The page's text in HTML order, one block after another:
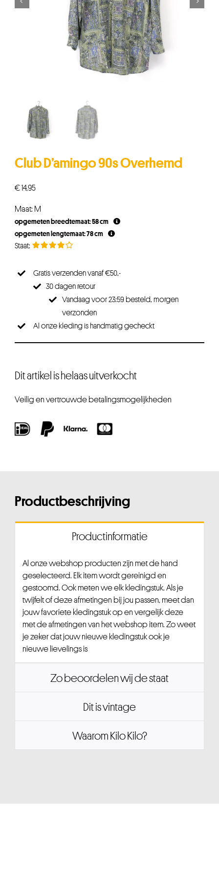
Club D’amingo 90s Overhemd
€14,95
Maat: M
opgemeten breedtemaat: 58 cm
opgemeten lengtemaat: 78 cm
Gratis verzenden vanaf €50,-
30 dagen retour
Vandaag voor 23:59 besteld, morgen
verzonden
Al onze kleding is handmatig gecheckt
Dit artikel is helaas uitverkocht
Veilig en vertrouwde betalingsmogelijkheden
Productbeschrijving
Productinformatie
Al onze webshop producten zijn met de hand
geselecteerd. Elk item wordt gereinigd en
gestoomd. Ook meten we elk kledingstuk. Als je
twijfelt of deze afmetingen bij jou passen, meet dan
jouw favoriete kledingstuk op en vergelijk deze
met de afmetingen van het webshop item. Zo weet
je zeker dat jouw nieuwe kledingstuk ook je
nieuwe lievelings is
Zo beoordelen wij de staat
Dit is vintage
Waarom Kilo Kilo?